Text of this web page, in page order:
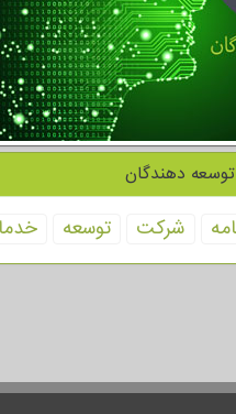
دهندگان
شركت توسعه